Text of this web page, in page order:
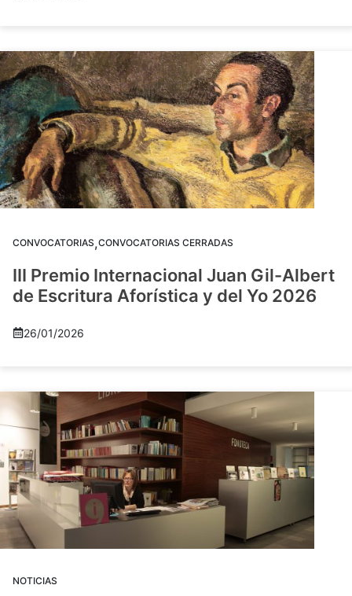
CONVOCATORIAS,CONVOCATORIAS CERRADAS
III Premio Internacional Juan Gil-Albert
de Escritura Aforística y del Yo 2026
26/01/2026
NOTICIAS